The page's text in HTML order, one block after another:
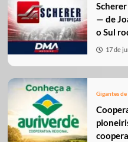
— de
o Sul
17 de
Gigantes de